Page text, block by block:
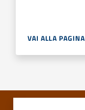
VAI ALLA PAGINA